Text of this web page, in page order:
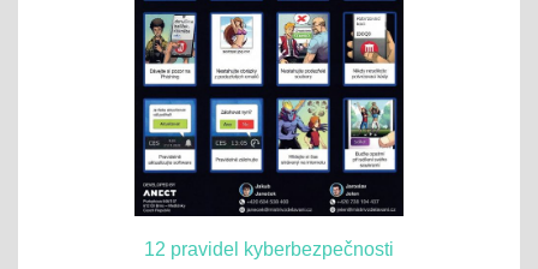
12 pravidel kyberbezpečnosti